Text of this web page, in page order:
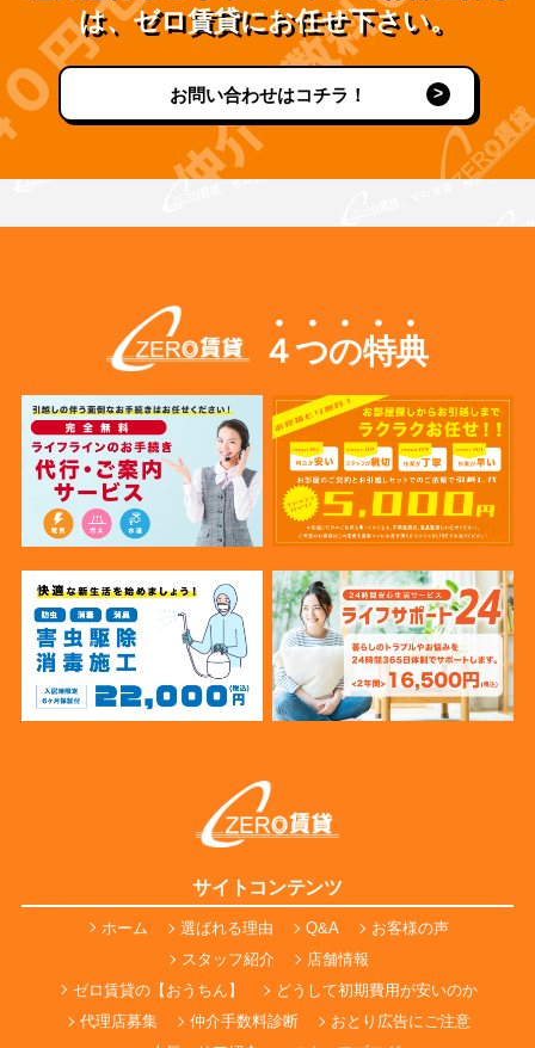
は、ゼロ賃貸にお任せ下さい。
お問い合わせはコチラ！
４つの特典
サイトコンテンツ
ホーム 選ばれる理由 Q&A
お客様の声
スタッフ紹介
店舗情報
ゼロ賃貸の【おうちん】
どうして初期費用が安いのか
代理店募集
仲介手数料診断
おとり広告にご注意